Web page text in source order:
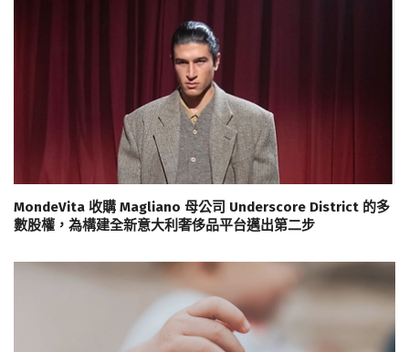
MondeVita 收購 Magliano 母公司 Underscore District 的多
數股權，為構建全新意大利奢侈品平台邁出第二步